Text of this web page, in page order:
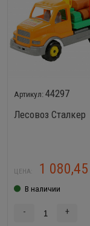
44297
Лесовоз Сталкер
ЦЕНА: 1 080,45
В наличии
- +